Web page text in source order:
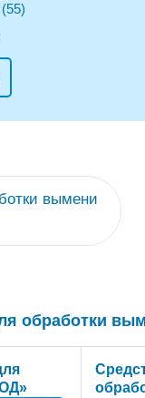
вымени
обработки